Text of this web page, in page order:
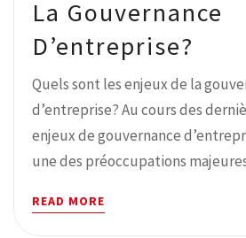
La Gouvernance
D’entreprise?
Quels sont les enjeux de la
d’entreprise? Au cours des
enjeux de gouvernance
une des préoccupations
READ MORE